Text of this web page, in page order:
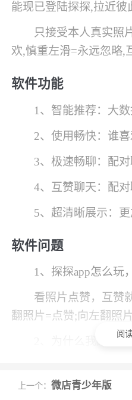
能现已登陆探探,拉近彼
只接受本人真实照
欢,慎重左滑=永远忽略,
软件功能
1、智能推荐：大
2、使用畅快：谁喜
3、极速畅聊：配对
4、互赞聊天：配对
5、超清晰展示：更
软件问题
1、探探app怎么玩
看照片点赞，互赞
翻照片=点赞;向左翻照
2、为什么我的配
物涂鸦等照片。
阅
上一个： 微店青少年版